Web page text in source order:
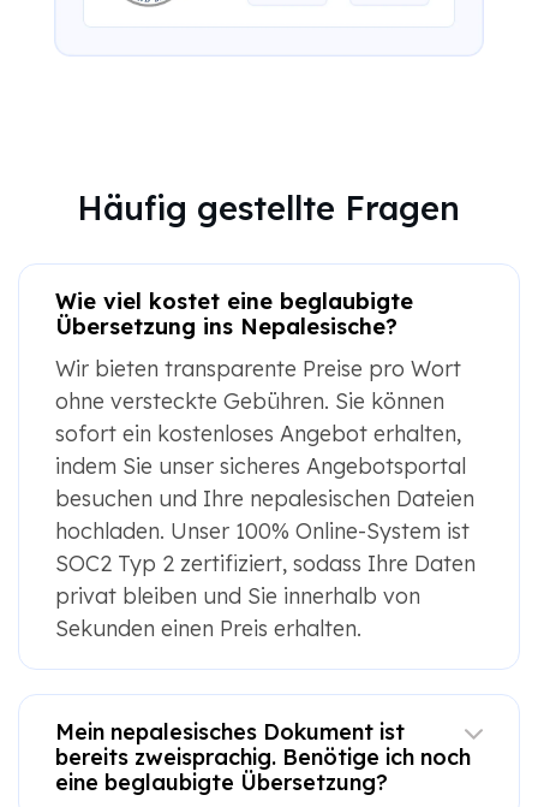
Häufig gestellte Fragen
Wie viel kostet eine beglaubigte
Übersetzung ins Nepalesische?
Wir bieten transparente Preise pro Wort
ohne versteckte Gebühren. Sie können
sofort ein kostenloses Angebot erhalten,
indem Sie unser sicheres Angebotsportal
besuchen und Ihre nepalesischen Dateien
hochladen. Unser 100% Online-System ist
SOC2 Typ 2 zertifiziert, sodass Ihre Daten
privat bleiben und Sie innerhalb von
Sekunden einen Preis erhalten.
Mein nepalesisches Dokument ist
bereits zweisprachig. Benötige ich noch
eine beglaubigte Übersetzung?